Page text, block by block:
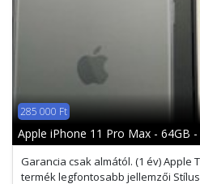
285 000 Ft
Apple iPhone 11 Pro Max - 64GB
Garancia csak almától. (1 év) Apple
termék legfontosabb jellemzői